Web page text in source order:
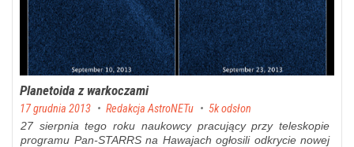
Planetoida z warkoczami
Posted on
17 grudnia 2013 byRedakcja AstroNETu 5k odsłon
27 sierpnia tego roku naukowcy pracujący przy teleskopie
programu Pan-STARRS na Hawajach ogłosili odkrycie nowej